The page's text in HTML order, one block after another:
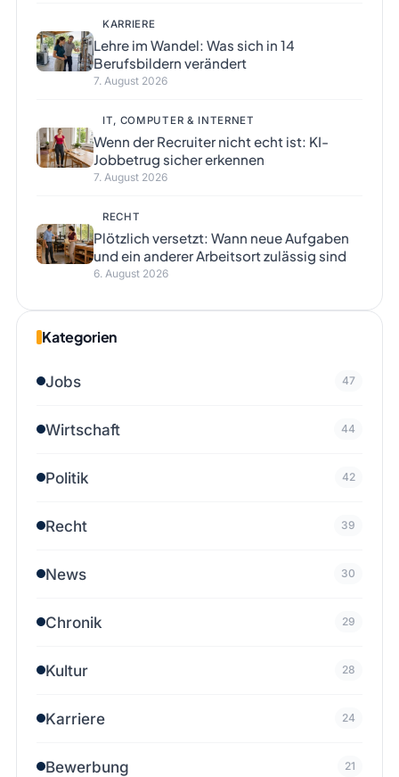
KARRIERE
Lehre im Wandel: Was sich in 14
Berufsbildern verändert
7. August 2026
IT, COMPUTER & INTERNET
Wenn der Recruiter nicht echt ist: KI-
Jobbetrug sicher erkennen
7. August 2026
RECHT
Plötzlich versetzt: Wann neue Aufgaben
und ein anderer Arbeitsort zulässig sind
6. August 2026
Kategorien
Jobs 47
Wirtschaft 44
Politik 42
Recht 39
News 30
Chronik 29
Kultur 28
Karriere 24
Bewerbung 21